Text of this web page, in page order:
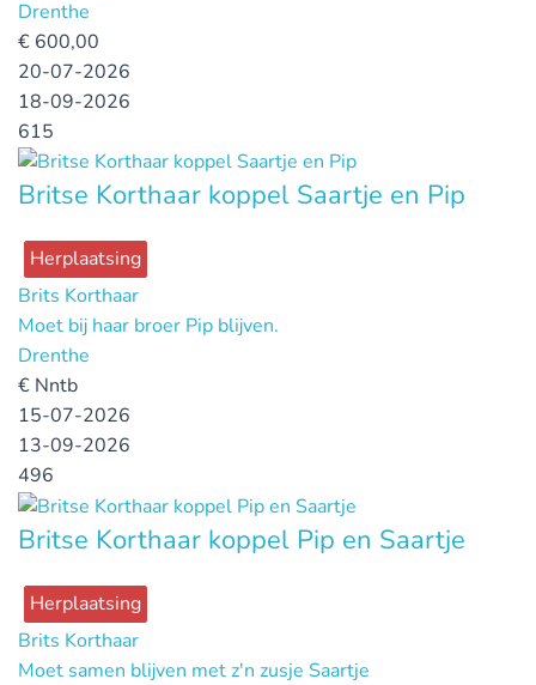
Drenthe
€ 600,00
20-07-2026
18-09-2026
615
Britse Korthaar koppel Saartje en Pip
Herplaatsing
Brits Korthaar
Moet bij haar broer Pip blijven.
Drenthe
€ Nntb
15-07-2026
13-09-2026
496
Britse Korthaar koppel Pip en Saartje
Herplaatsing
Brits Korthaar
Moet samen blijven met z'n zusje Saartje